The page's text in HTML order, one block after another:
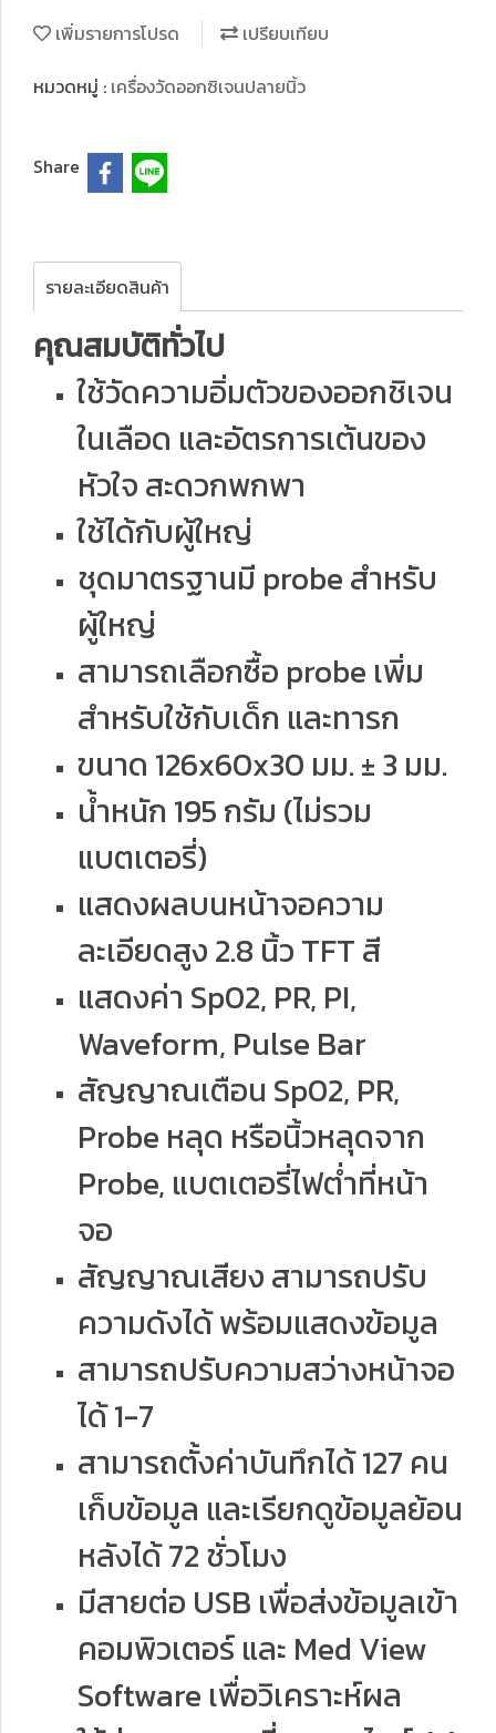
เพิ่มรายการโปรด
เปรียบเทียบ
หมวดหมู่ : เครื่องวัดออกซิเจนปลายนิ้ว
Share
รายละเอียดสินค้า
คุณสมบัติทั่วไป
ใช้วัดความอิ่มตัวของออกชิเจน
ในเลือด และอัตรการเต้นของ
หัวใจ สะดวกพกพา
ใช้ได้กับผู้ใหญ่
ชุดมาตรฐานมี probe สำหรับ
ผู้ใหญ่
สามารถเลือกซื้อ probe เพิ่ม
สำหรับใช้กับเด็ก และทารก
ขนาด 126x60x30 มม. ± 3 มม.
น้ำหนัก 195 กรัม (ไม่รวม
แบตเตอรี่)
แสดงผลบนหน้าจอความ
ละเอียดสูง 2.8 นิ้ว TFT สี
แสดงค่า Sp02, PR, PI,
Waveform, Pulse Bar
สัญญาณเตือน Sp02, PR,
Probe หลุด หรือนิ้วหลุดจาก
Probe, แบตเตอรี่ไฟตํ่าที่หน้า
จอ
สัญญาณเสียง สามารถปรับ
ความดังได้ พร้อมแสดงข้อมูล
สามารถปรับความสว่างหน้าจอ
ได้ 1-7
สามารถตั้งค่าบันทึกได้ 127 คน
เก็บข้อมูล และเรียกดูข้อมูลย้อน
หลังได้ 72 ชั่วโมง
มีสายต่อ USB เพื่อส่งข้อมูลเข้า
คอมพิวเตอร์ และ Med View
Software เพื่อวิเคราะห์ผล